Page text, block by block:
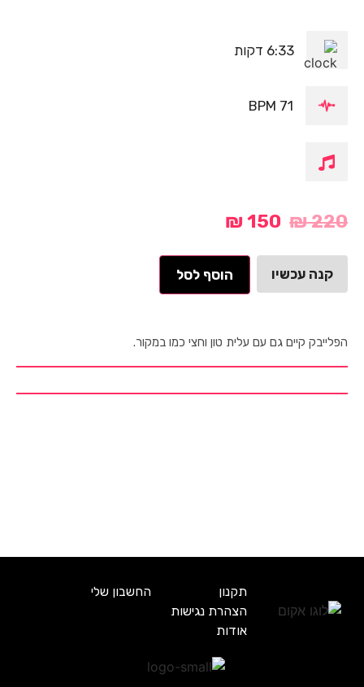
6:33 דקות
71 BPM
₪220
₪ 150
קנה עכשיו הוסף לסל
הפלייבק קיים גם עם עלית טון וחצי כמו במקור.
תקנון
החשבון שלי
הצהרת נגישות
אודות